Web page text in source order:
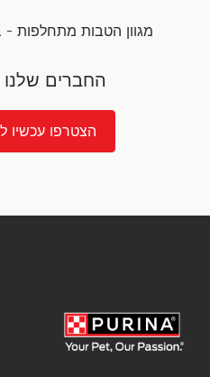
מגוון הטבות מתחלפות -
החברים שלנו
הצטרפו עכשיו